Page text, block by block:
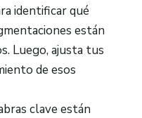
identificar qué
están
Luego, ajusta tus
de esos
clave están